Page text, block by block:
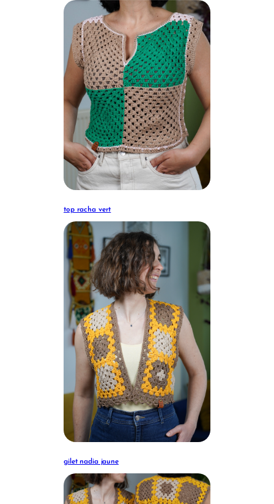
top racha vert
gilet nadia jaune